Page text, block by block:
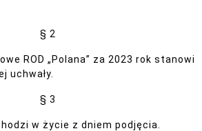
§ 2
ROD „Polana” za 2023 rok stanowi
uchwały.
§ 3
w życie z dniem podjęcia.